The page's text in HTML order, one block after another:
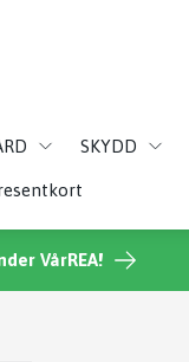
SKYDD
VårREA!